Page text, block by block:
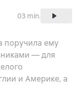
03 min.
поручила ему
— для
и Америке, а